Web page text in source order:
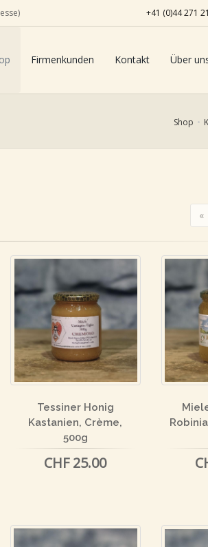
+41 (0)44 271
Firmenkunden Kontakt Über
Shop
«
Tessiner Honig
Kastanien, Crème,
500g
CHF 25.00